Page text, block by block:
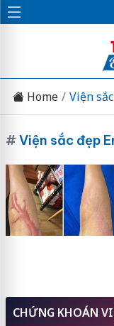
Home Viện
# Viện sắc đẹp
CHỨNG KHOÁN